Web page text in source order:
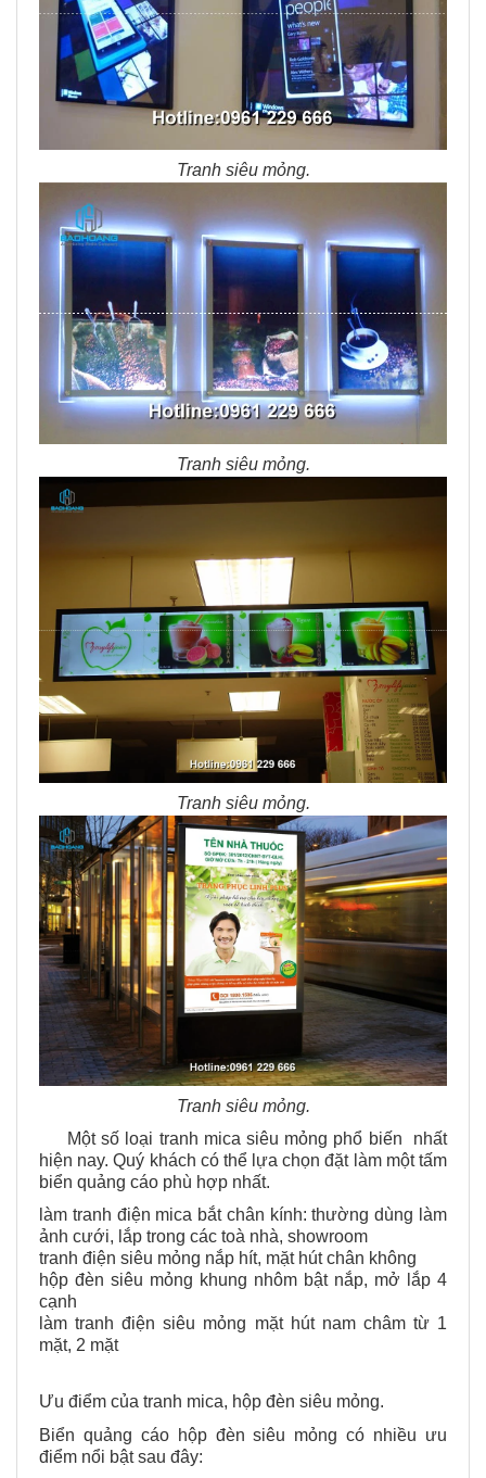
Tranh siêu mỏng.
Tranh siêu mỏng.
Tranh siêu mỏng.
Tranh siêu mỏng.
Một số loại tranh mica siêu mỏng phổ biến nhất
hiện nay. Quý khách có thể lựa chọn đặt làm một tấm
biển quảng cáo phù hợp nhất.
làm tranh điện mica bắt chân kính: thường dùng làm
ảnh cưới, lắp trong các toà nhà, showroom
tranh điện siêu mỏng nắp hít, mặt hút chân không
hộp đèn siêu mỏng khung nhôm bật nắp, mở lắp 4
cạnh
làm tranh điện siêu mỏng mặt hút nam châm từ 1
mặt, 2 mặt
Ưu điểm của tranh mica, hộp đèn siêu mỏng.
Biển quảng cáo hộp đèn siêu mỏng có nhiều ưu
điểm nổi bật sau đây: